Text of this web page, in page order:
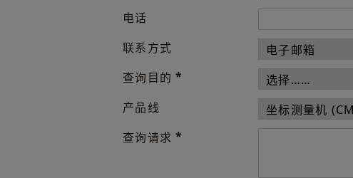
电话
联系方式
查询目的*
产品线
查询请求*